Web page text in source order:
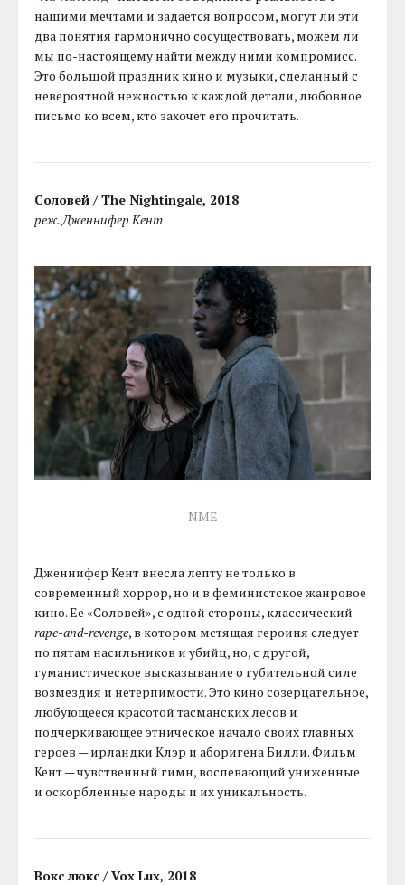
нашими мечтами и задается вопросом, могут ли эти
два понятия гармонично сосуществовать, можем ли
мы по-настоящему найти между ними компромисс.
Это большой праздник кино и музыки, сделанный с
невероятной нежностью к каждой детали, любовное
письмо ко всем, кто захочет его прочитать.
Соловей / The Nightingale, 2018
реж. Дженнифер Кент
NME
Дженнифер Кент внесла лепту не только в
современный хоррор, но и в феминистское жанровое
кино. Ее «Соловей», с одной стороны, классический
rape-and-revenge, в котором мстящая героиня следует
по пятам насильников и убийц, но, с другой,
гуманистическое высказывание о губительной силе
возмездия и нетерпимости. Это кино созерцательное,
любующееся красотой тасманских лесов и
подчеркивающее этническое начало своих главных
героев — ирландки Клэр и аборигена Билли. Фильм
Кент — чувственный гимн, воспевающий униженные
и оскорбленные народы и их уникальность.
Вокс люкс / Vox Lux, 2018